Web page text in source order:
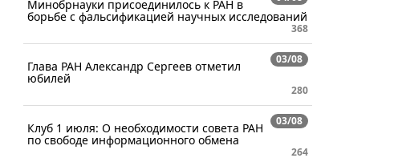
Минобрнауки присоединилось к РАН в
борьбе с фальсификацией научных исследований
368
03/08
Глава РАН Александр Сергеев отметил
юбилей
280
03/08
Клуб 1 июля: О необходимости совета РАН
по свободе информационного обмена
264